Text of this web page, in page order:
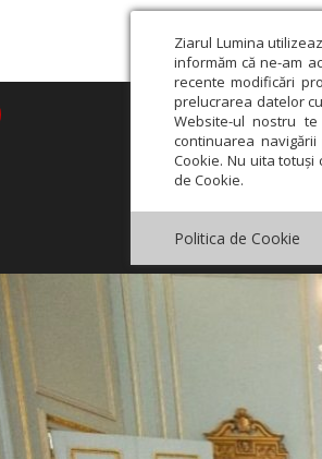
Ziarul Lumina
informăm că ne-am
recente modificări
prelucrarea datelor
Website-ul nostru
continuarea
Cookie. Nu uita
de Cookie.
Politica de Cookie